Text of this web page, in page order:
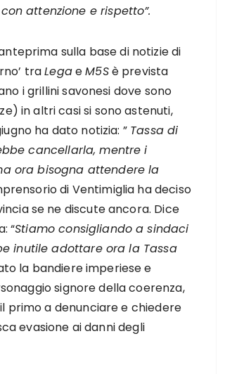
attenzione e rispetto”.
sulla base di notizie di
traLegaeM5Sè prevista
i grillini savonesi dove sono
in altri casi si sono astenuti,
ha dato notizia: ” Tassa di
cancellarla, mentre i
ora bisogna attendere la
di Ventimiglia ha deciso
se ne discute ancora. Dice
“Stiamo consigliando a sindaci
inutile adottare ora la Tassa
la bandiere imperiese e
signore della coerenza,
primo a denunciare e chiedere
evasione ai danni degli